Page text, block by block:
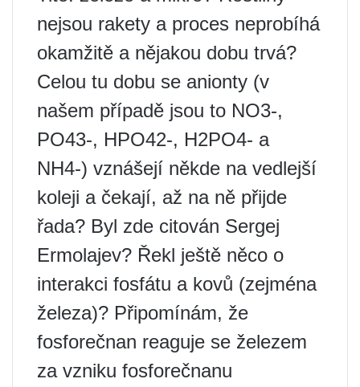
nejsou rakety a proces neprobíhá
okamžitě a nějakou dobu trvá?
Celou tu dobu se anionty (v
našem případě jsou to NO3-,
PO43-, HPO42-, H2PO4- a
NH4-) vznášejí někde na vedlejší
koleji a čekají, až na ně přijde
řada? Byl zde citován Sergej
Ermolajev? Řekl ještě něco o
interakci fosfátu a kovů (zejména
železa)? Připomínám, že
fosforečnan reaguje se železem
za vzniku fosforečnanu